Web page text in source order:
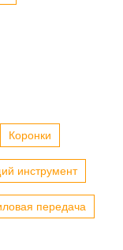
Коронки
инструмент
передача